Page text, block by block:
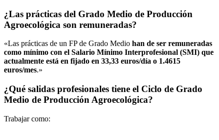
¿Las prácticas del Grado Medio de Producción
Agroecológica son remuneradas?
«Las prácticas de un FP de Grado Medio han de ser remuneradas
como mínimo con el Salario Mínimo Interprofesional (SMI) que
actualmente está en fijado en 33,33 euros/día o 1.4615
euros/mes.»
¿Qué salidas profesionales tiene el Ciclo de Grado
Medio de Producción Agroecológica?
Trabajar como: